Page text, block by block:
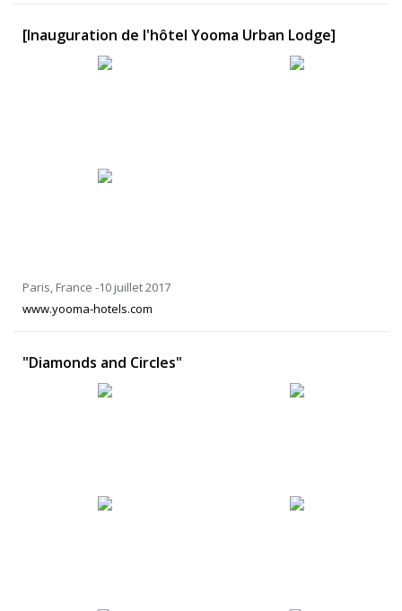
[Inauguration de l'hôtel Yooma Urban Lodge]
Paris, France -10 juillet 2017
www.yooma-hotels.com
"Diamonds and Circles"